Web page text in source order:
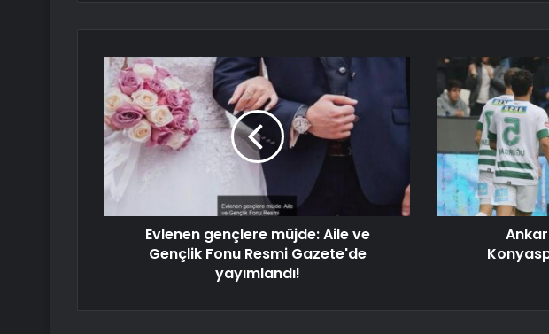
Evlenen gençlere müjde: Aile ve
Gençlik Fonu Resmi Gazete'de
yayımlandı!